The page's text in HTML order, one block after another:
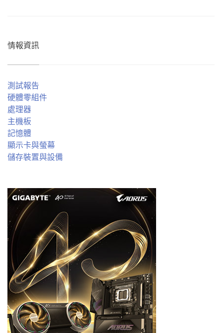
情報資訊
測試報告
硬體零組件
處理器
主機板
記憶體
顯示卡與螢幕
儲存裝置與設備